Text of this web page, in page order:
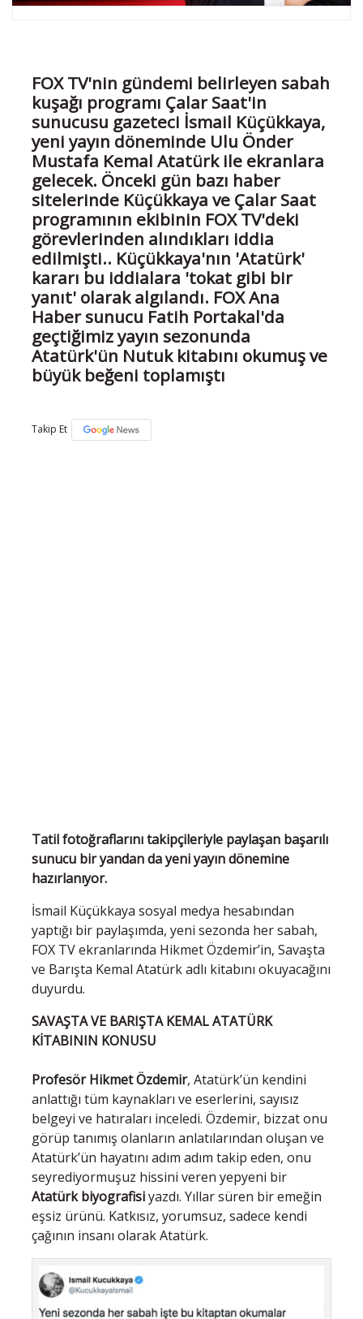
FOX TV'nin gündemi belirleyen sabah
kuşağı programı Çalar Saat'in
sunucusu gazeteci İsmail Küçükkaya,
yeni yayın döneminde Ulu Önder
Mustafa Kemal Atatürk ile ekranlara
gelecek. Önceki gün bazı haber
sitelerinde Küçükkaya ve Çalar Saat
programının ekibinin FOX TV'deki
görevlerinden alındıkları iddia
edilmişti.. Küçükkaya'nın 'Atatürk'
kararı bu iddialara 'tokat gibi bir
yanıt' olarak algılandı. FOX Ana
Haber sunucu Fatih Portakal'da
geçtiğimiz yayın sezonunda
Atatürk'ün Nutuk kitabını okumuş ve
büyük beğeni toplamıştı
Takip Et
Tatil fotoğraflarını takipçileriyle paylaşan başarılı
sunucu bir yandan da yeni yayın dönemine
hazırlanıyor.
İsmail Küçükkaya sosyal medya hesabından
yaptığı bir paylaşımda, yeni sezonda her sabah,
FOX TV ekranlarında Hikmet Özdemir’in, Savaşta
ve Barışta Kemal Atatürk adlı kitabını okuyacağını
duyurdu.
SAVAŞTA VE BARIŞTA KEMAL ATATÜRK
KİTABININ KONUSU
Profesör Hikmet Özdemir, Atatürk’ün kendini
anlattığı tüm kaynakları ve eserlerini, sayısız
belgeyi ve hatıraları inceledi. Özdemir, bizzat onu
görüp tanımış olanların anlatılarından oluşan ve
Atatürk’ün hayatını adım adım takip eden, onu
seyrediyormuşuz hissini veren yepyeni bir
Atatürk biyografisiyazdı. Yıllar süren bir emeğin
eşsiz ürünü. Katkısız, yorumsuz, sadece kendi
çağının insanı olarak Atatürk.